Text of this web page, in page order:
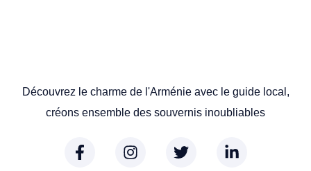
Découvrez le charme de l'Arménie avec le guide local,
créons ensemble des souvernis inoubliables